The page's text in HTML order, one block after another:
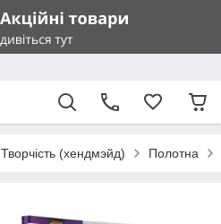
Творчість (хендмэйд) Полотна